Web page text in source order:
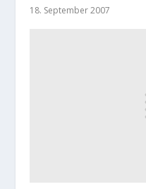
18. September 2007